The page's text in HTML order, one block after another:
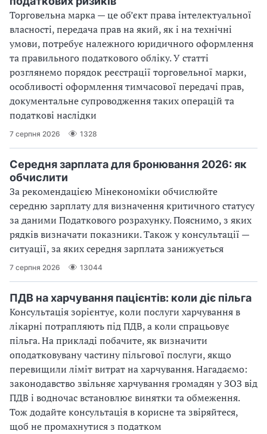
Торговельна марка — це об’єкт права інтелектуальної
власності, передача прав на який, як і на технічні
умови, потребує належного юридичного оформлення
та правильного податкового обліку. У статті
розглянемо порядок реєстрації торговельної марки,
особливості оформлення тимчасової передачі прав,
документальне супроводження таких операцій та
податкові наслідки
7 серпня 2026 1328
Середня зарплата для бронювання 2026: як
обчислити
За рекомендацією Мінекономіки обчислюйте
середню зарплату для визначення критичного статусу
за даними Податкового розрахунку. Пояснимо, з яких
рядків визначати показники. Також у консультації —
ситуації, за яких середня зарплата занижується
7 серпня 2026 13044
ПДВ на харчування пацієнтів: коли діє пільга
Консультація зорієнтує, коли послуги харчування в
лікарні потрапляють під ПДВ, а коли спрацьовує
пільга. На прикладі побачите, як визначити
оподатковувану частину пільгової послуги, якщо
перевищили ліміт витрат на харчування. Нагадаємо:
законодавство звільняє харчування громадян у ЗОЗ від
ПДВ і водночас встановлює винятки та обмеження.
Тож додайте консультація в корисне та звіряйтеся,
щоб не промахнутися з податком